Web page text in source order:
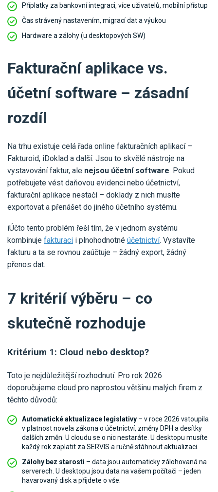
Příplatky za bankovní integraci, více uživatelů, mobilní přístup
Čas strávený nastavením, migrací dat a výukou
Hardware a zálohy (u desktopových SW)
Fakturační aplikace vs.
účetní software – zásadní
rozdíl
Na trhu existuje celá řada online fakturačních aplikací –
Fakturoid, iDoklad a další. Jsou to skvělé nástroje na
vystavování faktur, ale nejsou účetní software. Pokud
potřebujete vést daňovou evidenci nebo účetnictví,
fakturační aplikace nestačí – doklady z nich musíte
exportovat a přenášet do jiného účetního systému.
iÚčto tento problém řeší tím, že v jednom systému
kombinuje fakturaci i plnohodnotné účetnictví. Vystavíte
fakturu a ta se rovnou zaúčtuje – žádný export, žádný
přenos dat.
7 kritérií výběru – co
skutečně rozhoduje
Kritérium 1: Cloud nebo desktop?
Toto je nejdůležitější rozhodnutí. Pro rok 2026
doporučujeme cloud pro naprostou většinu malých firem z
těchto důvodů:
Automatické aktualizace legislativy – v roce 2026 vstoupila
v platnost novela zákona o účetnictví, změny DPH a desítky
dalších změn. U cloudu se o nic nestaráte. U desktopu musíte
každý rok zaplatit za SERVIS a ručně stáhnout aktualizaci.
Zálohy bez starosti – data jsou automaticky zálohovaná na
serverech. U desktopu jsou data na vašem počítači – jeden
havarovaný disk a přijdete o vše.